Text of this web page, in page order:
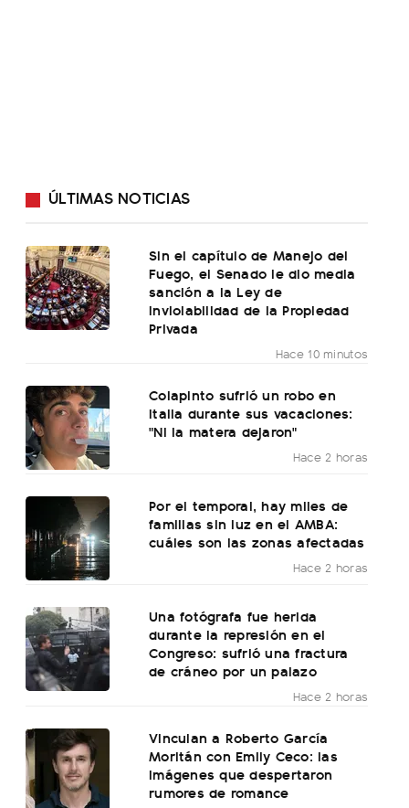
ÚLTIMAS NOTICIAS
Sin el capítulo de Manejo del
Fuego, el Senado le dio media
sanción a la Ley de
Inviolabilidad de la Propiedad
Privada
Hace 10 minutos
Colapinto sufrió un robo en
Italia durante sus vacaciones:
"Ni la matera dejaron"
Hace 2 horas
Por el temporal, hay miles de
familias sin luz en el AMBA:
cuáles son las zonas afectadas
Hace 2 horas
Una fotógrafa fue herida
durante la represión en el
Congreso: sufrió una fractura
de cráneo por un palazo
Hace 2 horas
Vinculan a Roberto García
Moritán con Emily Ceco: las
imágenes que despertaron
rumores de romance